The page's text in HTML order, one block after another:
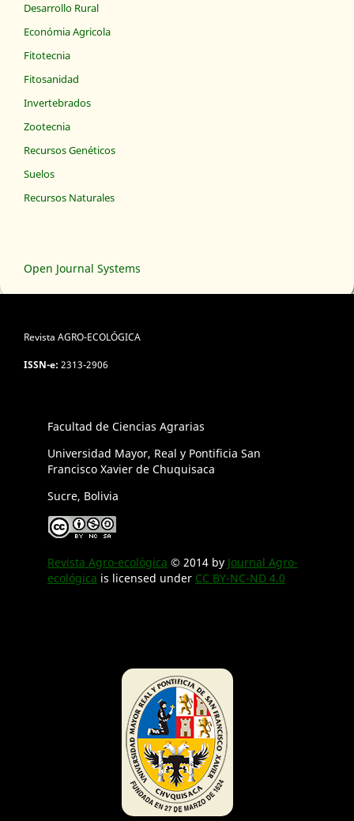
Desarrollo Rural
Económia Agricola
Fitotecnia
Fitosanidad
Invertebrados
Zootecnia
Recursos Genéticos
Suelos
Recursos Naturales
Open Journal Systems
Revista AGRO-ECOLÓGICA
ISSN-e: 2313-2906
Facultad de Ciencias Agrarias
Universidad Mayor, Real y Pontificia San
Francisco Xavier de Chuquisaca
Sucre, Bolivia
Revista Agro-ecológica © 2014 by Journal Agro-
ecológica is licensed under CC BY-NC-ND 4.0